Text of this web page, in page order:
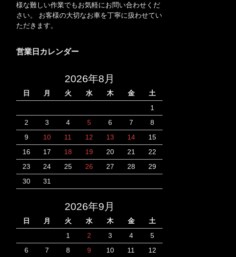
様な難しい作業でもお気軽にお問い合わせくだ
さい。 お客様の大切なお車を丁寧に扱わせてい
ただきます。
営業日カレンダー
2026年8月
日 月 火 水 木 金
土
1
2
3 4 5 6 7
8
9
10 11 12 13 14
15
16
17 18 19 20 21
22
23
24 25 26 27 28
29
30
31
2026年9月
日 月 火 水 木 金
土
1
2 3 4
5
6
7 8 9 10 11
12